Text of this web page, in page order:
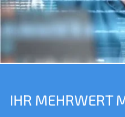
IHR MEHRWERT